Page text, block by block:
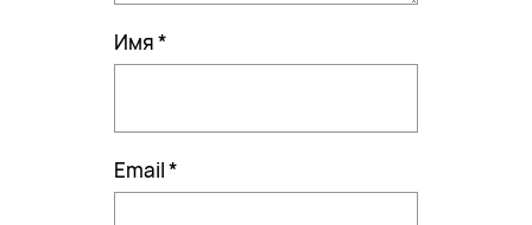
Имя*
Email*